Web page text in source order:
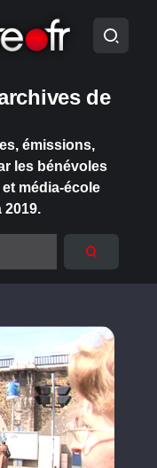
de
émissions,
les bénévoles
média-école
2019.